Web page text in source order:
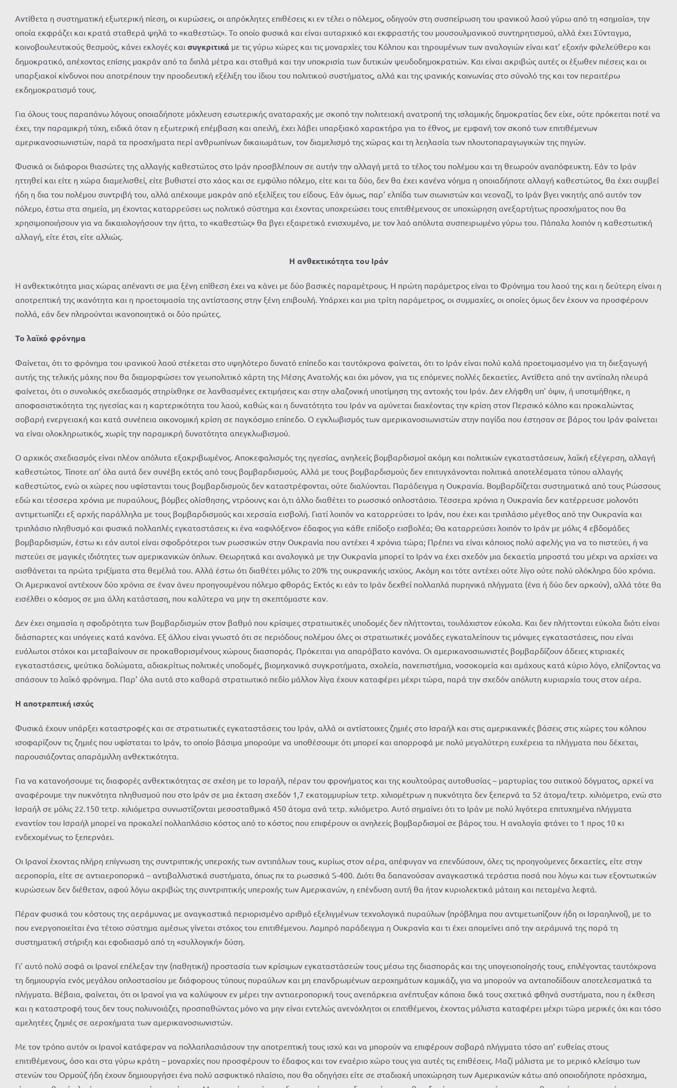
Αντίθετα η συστηματική εξωτερική πίεση, οι κυρώσεις, οι απρόκλητες επιθέσεις κι εν τέλει ο πόλεμος, οδηγούν στη συσπείρωση του ιρανικού λαού γύρω από τη «σημαία», την
οποία εκφράζει και κρατά σταθερά ψηλά το «καθεστώς». Το οποίο φυσικά και είναι αυταρχικό και εκφραστής του μουσουλμανικού συντηρητισμού, αλλά έχει Σύνταγμα,
κοινοβουλευτικούς θεσμούς, κάνει εκλογές και συγκριτικά με τις γύρω χώρες και τις μοναρχίες του Κόλπου και τηρουμένων των αναλογιών είναι κατ’ εξοχήν φιλελεύθερο και
δημοκρατικό, απέχοντας επίσης μακράν από τα διπλά μέτρα και σταθμά και την υποκρισία των δυτικών ψευδοδημοκρατιών. Και είναι ακριβώς αυτές οι έξωθεν πιέσεις και οι
υπαρξιακοί κίνδυνοι που αποτρέπουν την προοδευτική εξέλιξη του ίδιου του πολιτικού συστήματος, αλλά και της ιρανικής κοινωνίας στο σύνολό της και τον περαιτέρω
εκδημοκρατισμό τους.
Για όλους τους παραπάνω λόγους οποιαδήποτε μόχλευση εσωτερικής αναταραχής με σκοπό την πολιτειακή ανατροπή της ισλαμικής δημοκρατίας δεν είχε, ούτε πρόκειται ποτέ να
έχει, την παραμικρή τύχη, ειδικά όταν η εξωτερική επέμβαση και απειλή, έχει λάβει υπαρξιακό χαρακτήρα για το έθνος, με εμφανή τον σκοπό των επιτιθέμενων
αμερικανοσιωνιστών, παρά τα προσχήματα περί ανθρωπίνων δικαιωμάτων, τον διαμελισμό της χώρας και τη λεηλασία των πλουτοπαραγωγικών της πηγών.
Φυσικά οι διάφοροι θιασώτες της αλλαγής καθεστώτος στο Ιράν προσβλέπουν σε αυτήν την αλλαγή μετά το τέλος του πολέμου και τη θεωρούν αναπόφευκτη. Εάν το Ιράν
ηττηθεί και είτε η χώρα διαμελισθεί, είτε βυθιστεί στο χάος και σε εμφύλιο πόλεμο, είτε και τα δύο, δεν θα έχει κανένα νόημα η οποιαδήποτε αλλαγή καθεστώτος, θα έχει συμβεί
ήδη η δια του πολέμου συντριβή του, αλλά απέχουμε μακράν από εξελίξεις του είδους. Εάν όμως, παρ’ ελπίδα των σιωνιστών και νεοναζί, το Ιράν βγει νικητής από αυτόν τον
πόλεμο, έστω στα σημεία, μη έχοντας καταρρεύσει ως πολιτικό σύστημα και έχοντας υποχρεώσει τους επιτιθέμενους σε υποχώρηση ανεξαρτήτως προσχήματος που θα
χρησιμοποιήσουν για να δικαιολογήσουν την ήττα, το «καθεστώς» θα βγει εξαιρετικά ενισχυμένο, με τον λαό απόλυτα συσπειρωμένο γύρω του. Πάπαλα λοιπόν η καθεστωτική
αλλαγή, είτε έτσι, είτε αλλιώς.
Η ανθεκτικότητα του Ιράν
Η ανθεκτικότητα μιας χώρας απέναντι σε μια ξένη επίθεση έχει να κάνει με δύο βασικές παραμέτρους. Η πρώτη παράμετρος είναι το Φρόνημα του λαού της και η δεύτερη είναι η
αποτρεπτική της ικανότητα και η προετοιμασία της αντίστασης στην ξένη επιβουλή. Υπάρχει και μια τρίτη παράμετρος, οι συμμαχίες, οι οποίες όμως δεν έχουν να προσφέρουν
πολλά, εάν δεν πληρούνται ικανοποιητικά οι δύο πρώτες.
Το λαϊκό φρόνημα
Φαίνεται, ότι το φρόνημα του ιρανικού λαού στέκεται στο υψηλότερο δυνατό επίπεδο και ταυτόχρονα φαίνεται, ότι το Ιράν είναι πολύ καλά προετοιμασμένο για τη διεξαγωγή
αυτής της τελικής μάχης που θα διαμορφώσει τον γεωπολιτικό χάρτη της Μέσης Ανατολής και όχι μόνον, για τις επόμενες πολλές δεκαετίες. Αντίθετα από την αντίπαλη πλευρά
φαίνεται, ότι ο συνολικός σχεδιασμός στηρίχθηκε σε λανθασμένες εκτιμήσεις και στην αλαζονική υποτίμηση της αντοχής του Ιράν. Δεν ελήφθη υπ’ όψιν, ή υποτιμήθηκε, η
αποφασιστικότητα της ηγεσίας και η καρτερικότητα του λαού, καθώς και η δυνατότητα του Ιράν να αμύνεται διαχέοντας την κρίση στον Περσικό κόλπο και προκαλώντας
σοβαρή ενεργειακή και κατά συνέπεια οικονομική κρίση σε παγκόσμιο επίπεδο. Ο εγκλωβισμός των αμερικανοσιωνιστών στην παγίδα που έστησαν σε βάρος του Ιράν φαίνεται
να είναι ολοκληρωτικός, χωρίς την παραμικρή δυνατότητα απεγκλωβισμού.
Ο αρχικός σχεδιασμός είναι πλέον απόλυτα εξακριβωμένος. Αποκεφαλισμός της ηγεσίας, ανηλεείς βομβαρδισμοί ακόμη και πολιτικών εγκαταστάσεων, λαϊκή εξέγερση, αλλαγή
καθεστώτος. Τίποτε απ’ όλα αυτά δεν συνέβη εκτός από τους βομβαρδισμούς. Αλλά με τους βομβαρδισμούς δεν επιτυγχάνονται πολιτικά αποτελέσματα τύπου αλλαγής
καθεστώτος, ενώ οι χώρες που υφίστανται τους βομβαρδισμούς δεν καταστρέφονται, ούτε διαλύονται. Παράδειγμα η Ουκρανία. Βομβαρδίζεται συστηματικά από τους Ρώσσους
εδώ και τέσσερα χρόνια με πυραύλους, βόμβες ολίσθησης, ντρόουνς και ό,τι άλλο διαθέτει το ρωσσικό οπλοστάσιο. Τέσσερα χρόνια η Ουκρανία δεν κατέρρευσε μολονότι
αντιμετωπίζει εξ αρχής παράλληλα με τους βομβαρδισμούς και χερσαία εισβολή. Γιατί λοιπόν να καταρρεύσει το Ιράν, που έχει και τριπλάσιο μέγεθος από την Ουκρανία και
τριπλάσιο πληθυσμό και φυσικά πολλαπλές εγκαταστάσεις κι ένα «αφιλόξενο» έδαφος για κάθε επίδοξο εισβολέα; Θα καταρρεύσει λοιπόν το Ιράν με μόλις 4 εβδομάδες
βομβαρδισμών, έστω κι εάν αυτοί είναι σφοδρότεροι των ρωσσικών στην Ουκρανία που αντέχει 4 χρόνια τώρα; Πρέπει να είναι κάποιος πολύ αφελής για να το πιστεύει, ή να
πιστεύει σε μαγικές ιδιότητες των αμερικανικών όπλων. Θεωρητικά και αναλογικά με την Ουκρανία μπορεί το Ιράν να έχει σχεδόν μια δεκαετία μπροστά του μέχρι να αρχίσει να
αισθάνεται τα πρώτα τριξίματα στα θεμέλιά του. Αλλά έστω ότι διαθέτει μόλις το 20% της ουκρανικής ισχύος. Ακόμη και τότε αντέχει ούτε λίγο ούτε πολύ ολόκληρα δύο χρόνια.
Οι Αμερικανοί αντέχουν δύο χρόνια σε έναν άνευ προηγουμένου πόλεμο φθοράς; Εκτός κι εάν το Ιράν δεχθεί πολλαπλά πυρηνικά πλήγματα (ένα ή δύο δεν αρκούν), αλλά τότε θα
εισέλθει ο κόσμος σε μια άλλη κατάσταση, που καλύτερα να μην τη σκεπτόμαστε καν.
Δεν έχει σημασία η σφοδρότητα των βομβαρδισμών στον βαθμό που κρίσιμες στρατιωτικές υποδομές δεν πλήττονται, τουλάχιστον εύκολα. Και δεν πλήττονται εύκολα διότι είναι
διάσπαρτες και υπόγειες κατά κανόνα. Εξ άλλου είναι γνωστό ότι σε περιόδους πολέμου όλες οι στρατιωτικές μονάδες εγκαταλείπουν τις μόνιμες εγκαταστάσεις, που είναι
ευάλωτοι στόχοι και μεταβαίνουν σε προκαθορισμένους χώρους διασποράς. Πρόκειται για απαράβατο κανόνα. Οι αμερικανοσιωνιστές βομβαρδίζουν άδειες κτιριακές
εγκαταστάσεις, ψεύτικα δολώματα, αδιακρίτως πολιτικές υποδομές, βιομηχανικά συγκροτήματα, σχολεία, πανεπιστήμια, νοσοκομεία και αμάχους κατά κύριο λόγο, ελπίζοντας να
σπάσουν το λαϊκό φρόνημα. Παρ’ όλα αυτά στο καθαρά στρατιωτικό πεδίο μάλλον λίγα έχουν καταφέρει μέχρι τώρα, παρά την σχεδόν απόλυτη κυριαρχία τους στον αέρα.
Η αποτρεπτική ισχύς
Φυσικά έχουν υπάρξει καταστροφές και σε στρατιωτικές εγκαταστάσεις του Ιράν, αλλά οι αντίστοιχες ζημιές στο Ισραήλ και στις αμερικανικές βάσεις στις χώρες του κόλπου
ισοφαρίζουν τις ζημιές που υφίσταται το Ιράν, το οποίο βάσιμα μπορούμε να υποθέσουμε ότι μπορεί και απορροφά με πολύ μεγαλύτερη ευχέρεια τα πλήγματα που δέχεται,
παρουσιάζοντας απαράμιλλη ανθεκτικότητα.
Για να κατανοήσουμε τις διαφορές ανθεκτικότητας σε σχέση με το Ισραήλ, πέραν του φρονήματος και της κουλτούρας αυτοθυσίας – μαρτυρίας του σιιτικού δόγματος, αρκεί να
αναφέρουμε την πυκνότητα πληθυσμού που στο Ιράν σε μια έκταση σχεδόν 1,7 εκατομμυρίων τετρ. χιλιομέτρων η πυκνότητα δεν ξεπερνά τα 52 άτομα/τετρ. χιλιόμετρο, ενώ στο
Ισραήλ σε μόλις 22.150 τετρ. χιλιόμετρα συνωστίζονται μεσοσταθμικά 450 άτομα ανά τετρ. χιλιόμετρο. Αυτό σημαίνει ότι το Ιράν με πολύ λιγότερα επιτυχημένα πλήγματα
εναντίον του Ισραήλ μπορεί να προκαλεί πολλαπλάσιο κόστος από το κόστος που επιφέρουν οι ανηλεείς βομβαρδισμοί σε βάρος του. Η αναλογία φτάνει το 1 προς 10 κι
ενδεχομένως το ξεπερνάει.
Οι Ιρανοί έχοντας πλήρη επίγνωση της συντριπτικής υπεροχής των αντιπάλων τους, κυρίως στον αέρα, απέφυγαν να επενδύσουν, όλες τις προηγούμενες δεκαετίες, είτε στην
αεροπορία, είτε σε αντιαεροπορικά – αντιβαλλιστικά συστήματα, όπως πχ τα ρωσσικά S-400. Διότι θα δαπανούσαν αναγκαστικά τεράστια ποσά που λόγω και των εξοντωτικών
κυρώσεων δεν διέθεταν, αφού λόγω ακριβώς της συντριπτικής υπεροχής των Αμερικανών, η επένδυση αυτή θα ήταν κυριολεκτικά μάταιη και πεταμένα λεφτά.
Πέραν φυσικά του κόστους της αεράμυνας με αναγκαστικά περιορισμένο αριθμό εξελιγμένων τεχνολογικά πυραύλων (πρόβλημα που αντιμετωπίζουν ήδη οι Ισραηλινοί), με το
που ενεργοποιείται ένα τέτοιο σύστημα αμέσως γίνεται στόχος του επιτιθέμενου. Λαμπρό παράδειγμα η Ουκρανία και τι έχει απομείνει από την αεράμυνά της παρά τη
συστηματική στήριξη και εφοδιασμό από τη «συλλογική» δύση.
Γι’ αυτό πολύ σοφά οι Ιρανοί επέλεξαν την (παθητική) προστασία των κρίσιμων εγκαταστάσεών τους μέσω της διασποράς και της υπογειοποίησής τους, επιλέγοντας ταυτόχρονα
τη δημιουργία ενός μεγάλου οπλοστασίου με διάφορους τύπους πυραύλων και μη επανδρωμένων αεροχημάτων καμικάζι, για να μπορούν να ανταποδίδουν αποτελεσματικά τα
πλήγματα. Βέβαια, φαίνεται, ότι οι Ιρανοί για να καλύψουν εν μέρει την αντιαεροπορική τους ανεπάρκεια ανέπτυξαν κάποια δικά τους σχετικά φθηνά συστήματα, που η έκθεση
και η καταστροφή τους δεν τους πολυνοιάζει, προσπαθώντας μόνο να μην είναι εντελώς ανενόχλητοι οι επιτιθέμενοι, έχοντας μάλιστα καταφέρει μέχρι τώρα μερικές όχι και τόσο
αμελητέες ζημιές σε αεροχήματα των αμερικανοσιωνιστών.
Με τον τρόπο αυτόν οι Ιρανοί κατάφεραν να πολλαπλασιάσουν την αποτρεπτική τους ισχύ και να μπορούν να επιφέρουν σοβαρά πλήγματα τόσο απ’ ευθείας στους
επιτιθέμενους, όσο και στα γύρω κράτη – μοναρχίες που προσφέρουν το έδαφος και τον εναέριο χώρο τους για αυτές τις επιθέσεις. Μαζί μάλιστα με το μερικό κλείσιμο των
στενών του Ορμούζ ήδη έχουν δημιουργήσει ένα πολύ ασφυκτικό πλαίσιο, που θα οδηγήσει είτε σε σταδιακή υποχώρηση των Αμερικανών κάτω από οποιοδήποτε πρόσχημα,